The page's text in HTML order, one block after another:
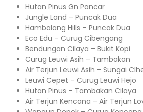
Hutan Pinus Gn Pancar
Jungle Land – Puncak Dua
Hambalang Hills – Puncak Dua
Eco Edu – Curug Cibengang
Bendungan Cilaya – Bukit Kopi
Curug Leuwi Asih – Tambakan
Air Terjun Leuwi Asih – Sungai
Leuwi Cepet – Curug Leuwi Hejo
Hutan Pinus – Tambakan Cilaya
Air Terjun Kencana – Air Terjun